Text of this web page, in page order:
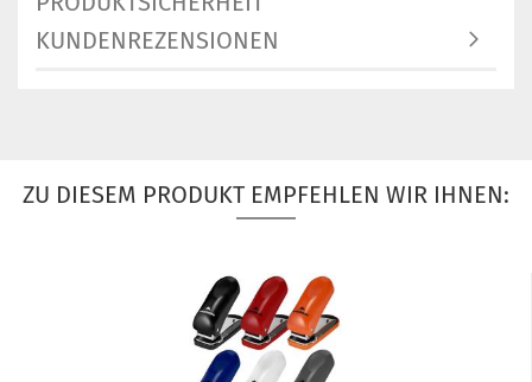
KUNDENREZENSIONEN
ZU DIESEM PRODUKT EMPFEHLEN WIR IHNEN: